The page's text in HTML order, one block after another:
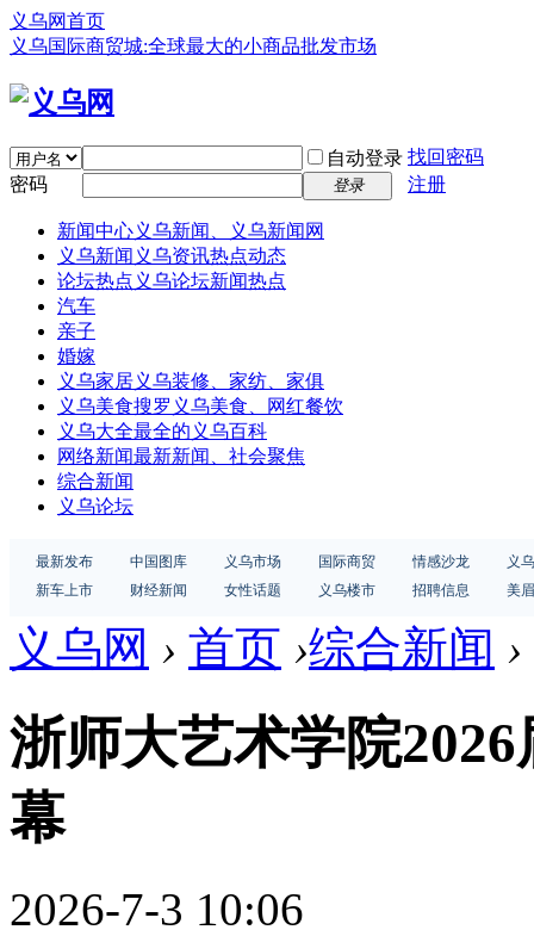
义乌网首页
义乌国际商贸城:全球最大的小商品批发市场
自动登录 找回密码
密码
登录 注册
新闻中心义乌新闻、义乌新闻网
义乌新闻 义乌资讯热点动态
论坛热点 义乌论坛新闻热点
汽车
亲子
婚嫁
义乌家居义乌装修、家纺、家俱
义乌美食搜罗义乌美食、网红餐饮
义乌大全最全的义乌百科
网络新闻最新新闻、社会聚焦
综合新闻
义乌论坛
最新发布 中国图库 义乌市场 国际商贸 情感沙龙
义
新车上市
财经新闻 女性话题 义乌楼市 招聘信息 美
义乌网 › 首页 ›综合新闻 ›
浙师大艺术学院
幕
2026-7-3 10:06